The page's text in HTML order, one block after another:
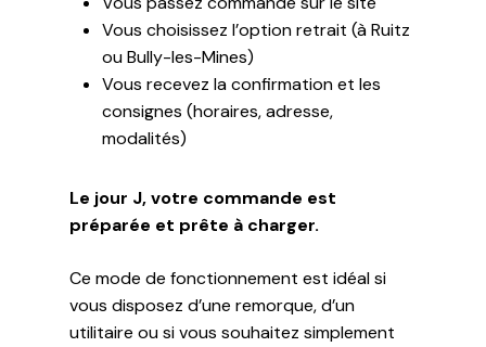
Vous choisissez l’option retrait (à Ruitz
ou Bully-les-Mines)
Vous recevez la confirmation et les
consignes (horaires, adresse,
modalités)
Le jour J, votre commande est
préparée et prête à charger.
Ce mode de fonctionnement est idéal si
vous disposez d’une remorque, d’un
utilitaire ou si vous souhaitez simplement